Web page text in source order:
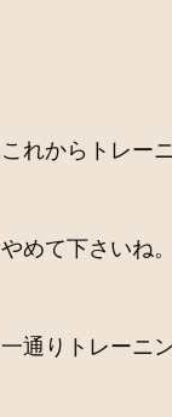
これからトレー
やめて下さいね。
一通りトレーニ